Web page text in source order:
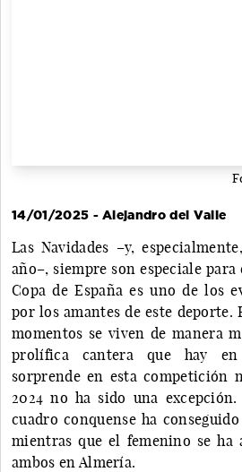
14/01/2025 - Alejandro del Valle
Las Navidades –y,
año–, siempre son especiale
Copa de España es uno de los
por los amantes de este deporte.
momentos se viven de manera
prolífica cantera que hay
sorprende en esta competición
2024 no ha sido una
cuadro conquense ha
mientras que el femenino se ha
ambos en Almería.